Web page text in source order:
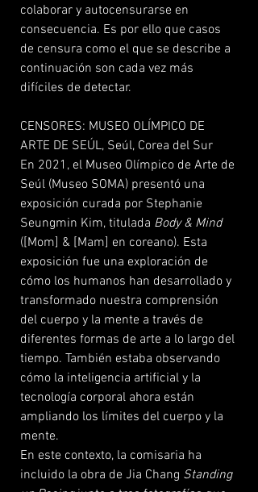
colaborar y autocensurarse en
consecuencia. Es por ello que casos
de censura como el que se describe a
continuación son cada vez más
difíciles de detectar.
CENSORES: MUSEO OLÍMPICO DE
ARTE DE SEÚL, Seúl, Corea del Sur
En 2021, el Museo Olímpico de Arte de
Seúl (Museo SOMA) presentó una
exposición curada por Stephanie
Seungmin Kim, titulada Body & Mind
([Mom] & [Mam] en coreano). Esta
exposición fue una exploración de
cómo los humanos han desarrollado y
transformado nuestra comprensión
del cuerpo y la mente a través de
diferentes formas de arte a lo largo del
tiempo. También estaba observando
cómo la inteligencia artificial y la
tecnología corporal ahora están
ampliando los límites del cuerpo y la
mente.
En este contexto, la comisaria ha
incluido la obra de Jia Chang Standing